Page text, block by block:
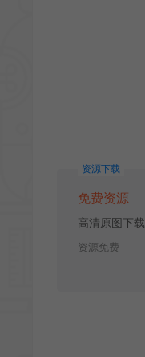
资源下载
免费资源
高清原图下载
资源免费